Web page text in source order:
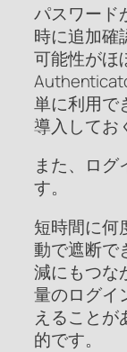
パスワード
時に追加確
可能性がほ
単に利用で
導入してお
また、ログ
す。
短時間に何
動で遮断で
減にもつな
量のログイ
えることが
的です。